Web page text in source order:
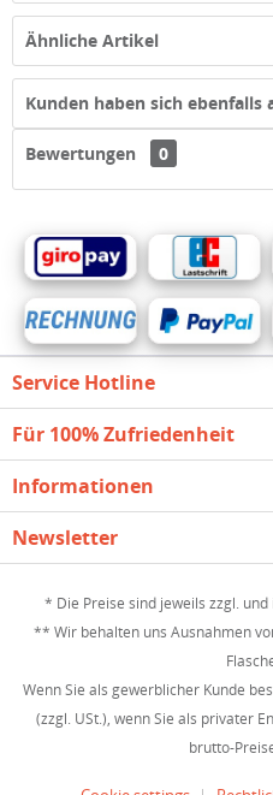
Ähnliche Artikel
Kunden haben sich ebenfalls
Bewertungen 0
Service Hotline
Für 100% Zufriedenheit
Informationen
Newsletter
* Die Preise sind jeweils zzgl.
** Wir behalten uns Ausnahmen
Wenn Sie als gewerblicher Kunde
(zzgl. USt.), wenn Sie als privater
brutto-